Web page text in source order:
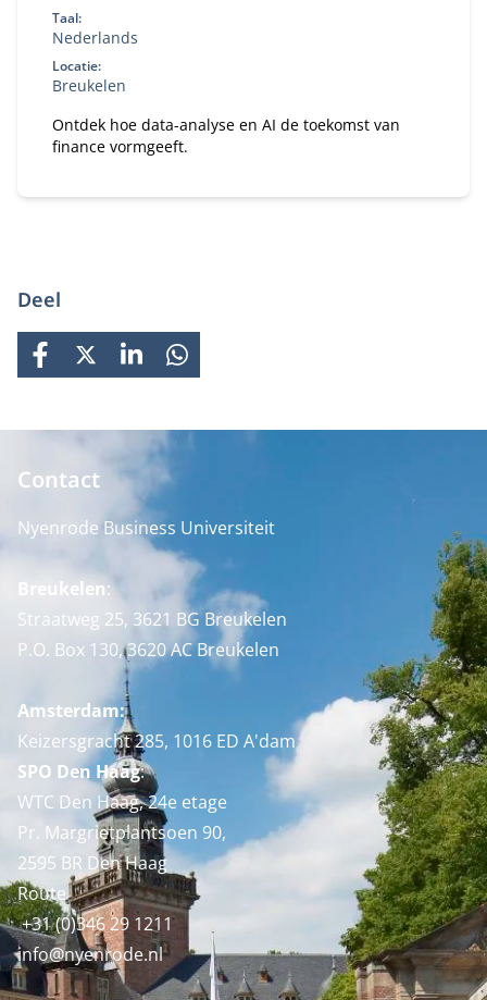
Taal:
Nederlands
Locatie:
Breukelen
Ontdek hoe data-analyse en AI de toekomst van
finance vormgeeft.
Deel
FACEBOOK
X LINKEDINWHATSAPP
Contact
Nyenrode Business Universiteit
Breukelen:
Straatweg 25, 3621 BG Breukelen
P.O. Box 130, 3620 AC Breukelen
Amsterdam:
Keizersgracht 285, 1016 ED A'dam
SPO Den Haag:
WTC Den Haag, 24e etage
Pr. Margrietplantsoen 90,
2595 BR Den Haag
Route
+31 (0)346 29 1211
info@nyenrode.nl